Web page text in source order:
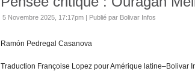
5 Novembre 2025, 17:17pm | Publié par Bolivar Infos
Ramón Pedregal Casanova
Traduction Françoise Lopez pour Amérique latine–Bolivar